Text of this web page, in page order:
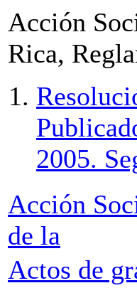
Acción
Rica,
2005.
Acción
de la
Actos de